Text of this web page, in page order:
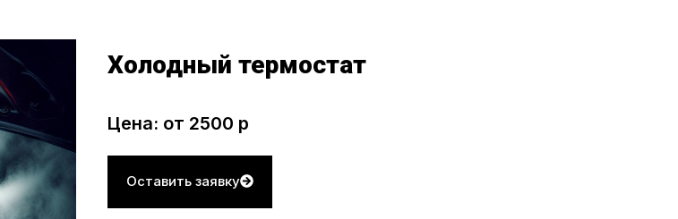
Холодный термостат
Цена: от 2500 р
Оставить заявку